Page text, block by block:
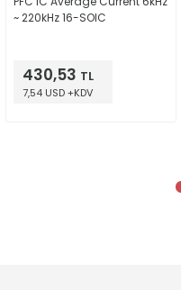
~ 220kHz 16-SOIC
430,53 TL
7,54 USD +KDV